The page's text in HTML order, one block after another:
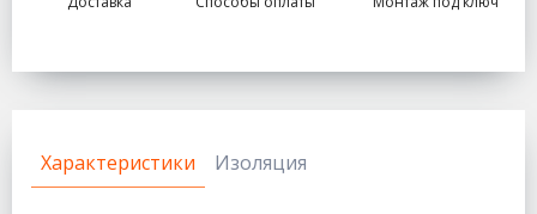
Характеристики Изоляция